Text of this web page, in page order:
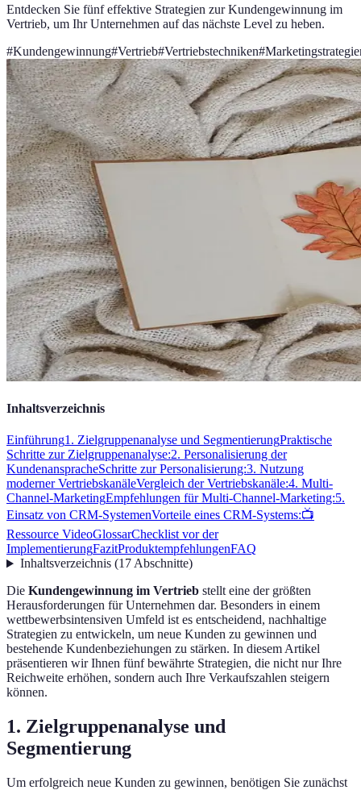
Entdecken Sie fünf effektive Strategien zur Kundengewinnung im
Vertrieb, um Ihr Unternehmen auf das nächste Level zu heben.
#Kundengewinnung#Vertrieb#Vertriebstechniken#
Inhaltsverzeichnis
Einführung1. Zielgruppenanalyse und SegmentierungPraktische
Schritte zur Zielgruppenanalyse:2. Personalisierung der
KundenanspracheSchritte zur Personalisierung:3. Nutzung
moderner VertriebskanäleVergleich der Vertriebskanäle:4. Multi-
Channel-MarketingEmpfehlungen für Multi-Channel-Marketing:5.
Einsatz von CRM-SystemenVorteile eines CRM-Systems:📺
Ressource VideoGlossarChecklist vor der
ImplementierungFazitProduktempfehlungenFAQ
Inhaltsverzeichnis(17Abschnitte)
Die Kundengewinnung im Vertrieb stellt eine der größten
Herausforderungen für Unternehmen dar. Besonders in einem
wettbewerbsintensiven Umfeld ist es entscheidend, nachhaltige
Strategien zu entwickeln, um neue Kunden zu gewinnen und
bestehende Kundenbeziehungen zu stärken. In diesem Artikel
präsentieren wir Ihnen fünf bewährte Strategien, die nicht nur Ihre
Reichweite erhöhen, sondern auch Ihre Verkaufszahlen steigern
können.
1. Zielgruppenanalyse und
Segmentierung
Um erfolgreich neue Kunden zu gewinnen, benötigen Sie zunächst